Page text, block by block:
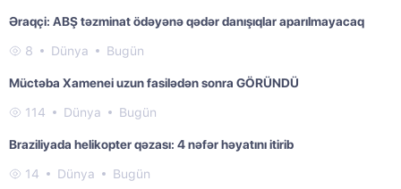
Əraqçi: ABŞ təzminat ödəyənə qədər danışıqlar aparılmayacaq
8 Dünya Bugün
Müctəba Xamenei uzun fasilədən sonra GÖRÜNDÜ
114 Dünya Bugün
Braziliyada helikopter qəzası: 4 nəfər həyatını itirib
14 Dünya Bugün